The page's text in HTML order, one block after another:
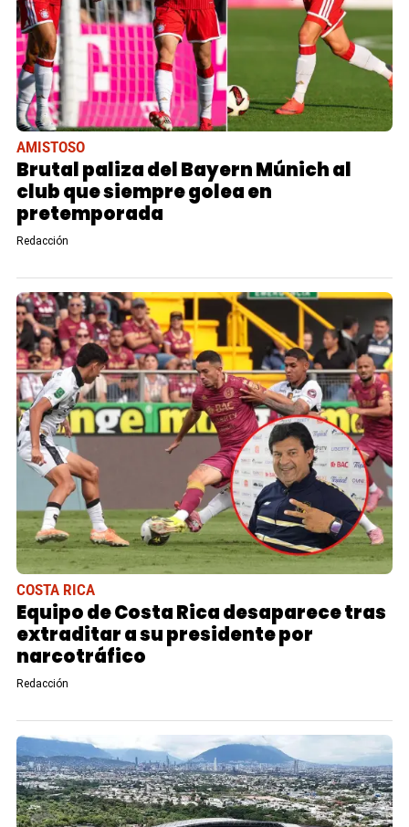
AMISTOSO
Brutal paliza del Bayern Múnich al
club que siempre golea en
pretemporada
Redacción
COSTA RICA
Equipo de Costa Rica desaparece tras
extraditar a su presidente por
narcotráfico
Redacción